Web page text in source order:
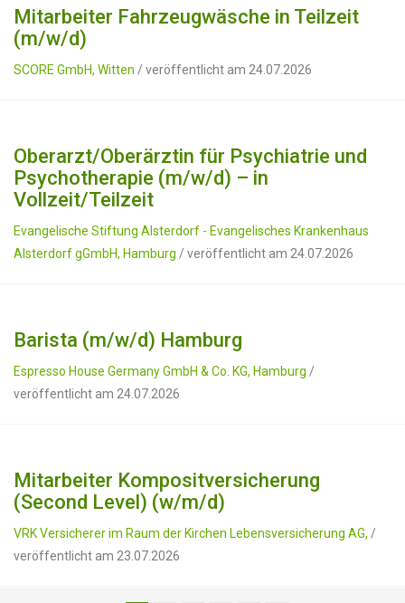
Mitarbeiter Fahrzeugwäsche in Teilzeit
(m/w/d)
SCORE GmbH, Witten / veröffentlicht am 24.07.2026
Oberarzt/Oberärztin für Psychiatrie und
Psychotherapie (m/w/d) – in
Vollzeit/Teilzeit
Evangelische Stiftung Alsterdorf - Evangelisches Krankenhaus
Alsterdorf gGmbH, Hamburg / veröffentlicht am 24.07.2026
Barista (m/w/d) Hamburg
Espresso House Germany GmbH & Co. KG, Hamburg /
veröffentlicht am 24.07.2026
Mitarbeiter Komposit­versicherung
(Second Level) (w/m/d)
VRK Versicherer im Raum der Kirchen Lebensversicherung AG, /
veröffentlicht am 23.07.2026